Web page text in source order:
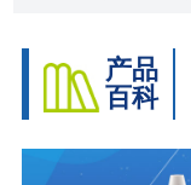
产品
百科